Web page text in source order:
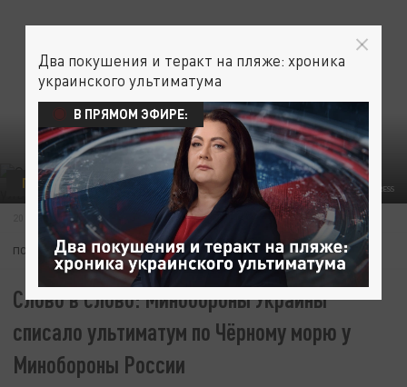
© MAKSIM KONSTANTINOV/GLOBALLOOKPRESS
ПОЛИТИКА АРМИЯ
20 ИЮЛЯ 15:18
ПОДПИШИТЕСЬ:
Слово в слово: Минобороны Украины
списало ультиматум по Чёрному морю у
Минобороны России
Два покушения и теракт на пляже: хроника
украинского ультиматума
В ПРЯМОМ ЭФИРЕ: